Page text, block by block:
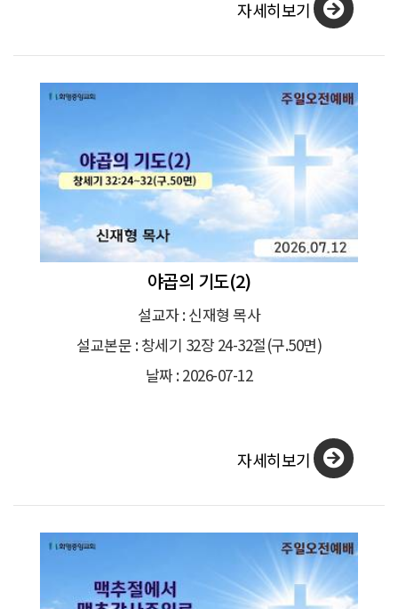
자세히보기
야곱의 기도(2)
설교자 : 신재형 목사
설교본문 : 창세기 32장 24-32절(구.50면)
날짜 : 2026-07-12
자세히보기